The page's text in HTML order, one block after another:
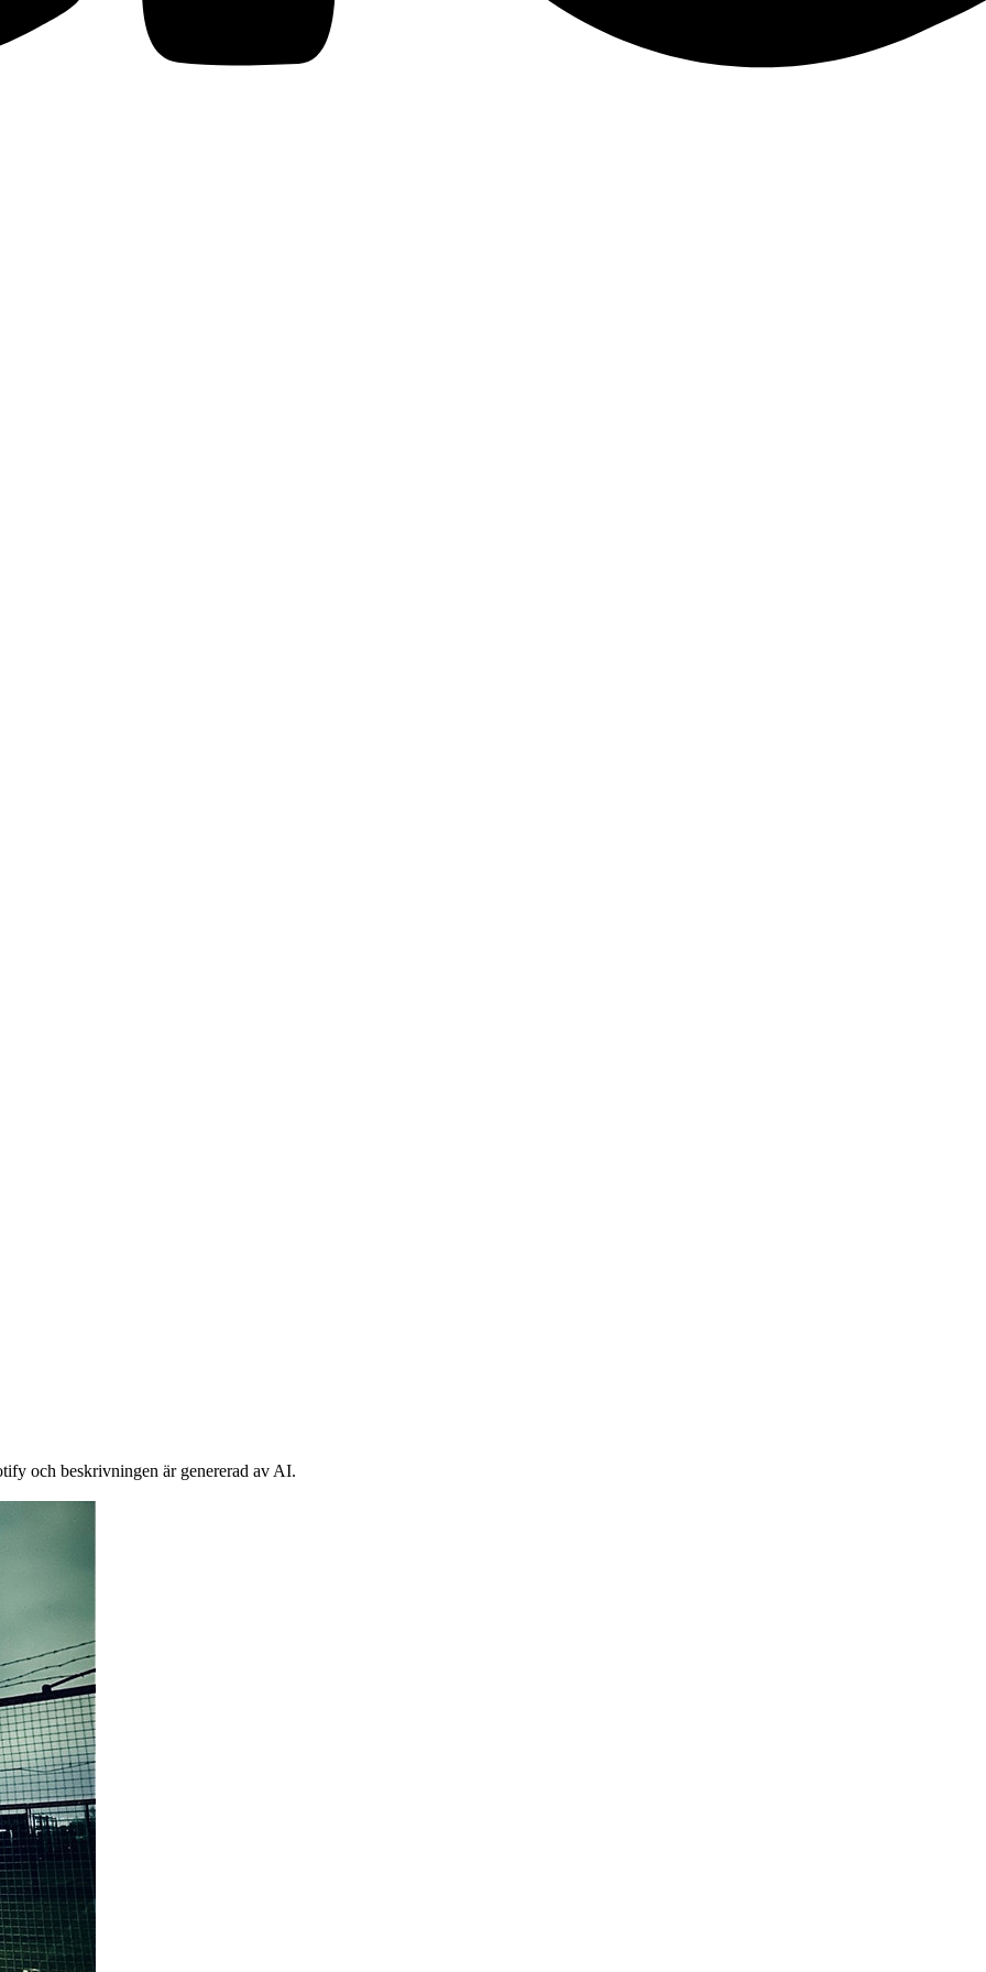
och beskrivningen är genererad av AI.